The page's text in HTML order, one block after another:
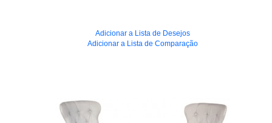
Adicionar a Lista de Desejos
Adicionar a Lista de Comparação